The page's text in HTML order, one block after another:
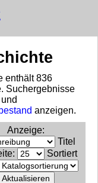
enthält 836
Suchergebnisse
anzeigen.
Anzeige:
Titel
:
Sortiert